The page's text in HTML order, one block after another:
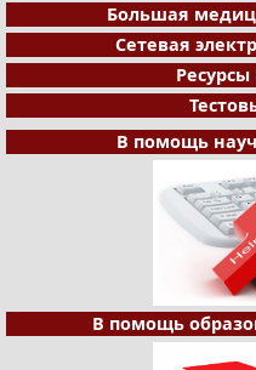
Большая
Сетевая
В помощь
В помощь